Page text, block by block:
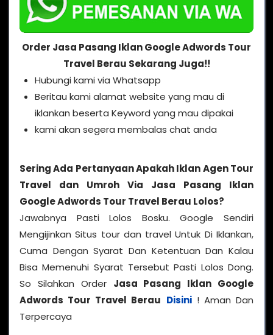
Order Jasa Pasang Iklan Google Adwords Tour
Travel Berau Sekarang Juga!!
Hubungi kami via Whatsapp
Beritau kami alamat website yang mau di
iklankan beserta Keyword yang mau dipakai
kami akan segera membalas chat anda
Sering Ada Pertanyaan Apakah Iklan Agen Tour
Travel dan Umroh Via Jasa Pasang Iklan
Google Adwords Tour Travel Berau Lolos?
Jawabnya Pasti Lolos Bosku. Google Sendiri
Mengijinkan Situs tour dan travel Untuk Di Iklankan,
Cuma Dengan Syarat Dan Ketentuan Dan Kalau
Bisa Memenuhi Syarat Tersebut Pasti Lolos Dong.
So Silahkan Order Jasa Pasang Iklan Google
Adwords Tour Travel Berau Disini! Aman Dan
Terpercaya